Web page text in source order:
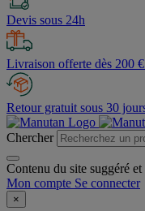
Devis sous 24h
Livraison offerte dès 200
Retour gratuit sous 30
Chercher
Contenu du site suggéré
Mon compte Se connecter
×